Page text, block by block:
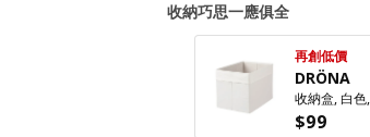
收納巧思一應俱全
再創低價
DRÖNA
$99